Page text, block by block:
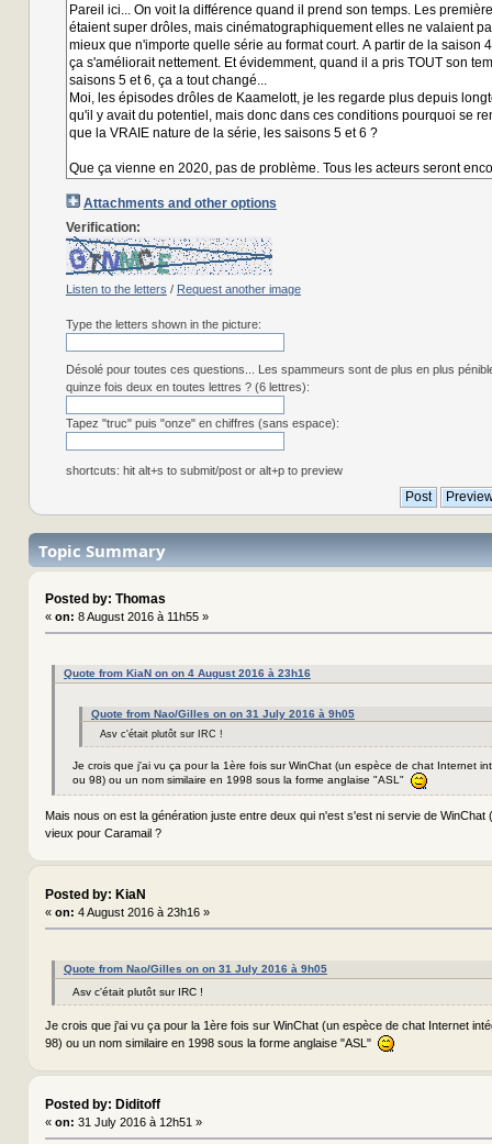
Attachments and other options
Verification:
Listen to the letters / Request another image
Type the letters shown in the picture:
Désolé pour toutes ces questions... Les spammeurs sont de plus en plus
quinze fois deux en toutes lettres ? (6 lettres):
Tapez "truc" puis "onze" en chiffres (sans espace):
shortcuts: hit alt+s to submit/post or alt+p to preview
Topic Summary
Posted by: Thomas
« on: 8 August 2016 à 11h55 »
Quote from KiaN on on 4 August 2016 à 23h16
Quote from Nao/Gilles on on 31 July 2016 à 9h05
Asv c'était plutôt sur IRC !
Je crois que j'ai vu ça pour la 1ère fois sur WinChat (un espèce de chat Internet
ou 98) ou un nom similaire en 1998 sous la forme anglaise "ASL"
Mais nous on est la génération juste entre deux qui n'est s'est ni servie de WinChat
vieux pour Caramail ?
Posted by: KiaN
« on: 4 August 2016 à 23h16 »
Quote from Nao/Gilles on on 31 July 2016 à 9h05
Asv c'était plutôt sur IRC !
Je crois que j'ai vu ça pour la 1ère fois sur WinChat (un espèce de chat Internet
98) ou un nom similaire en 1998 sous la forme anglaise "ASL"
Posted by: Diditoff
« on: 31 July 2016 à 12h51 »